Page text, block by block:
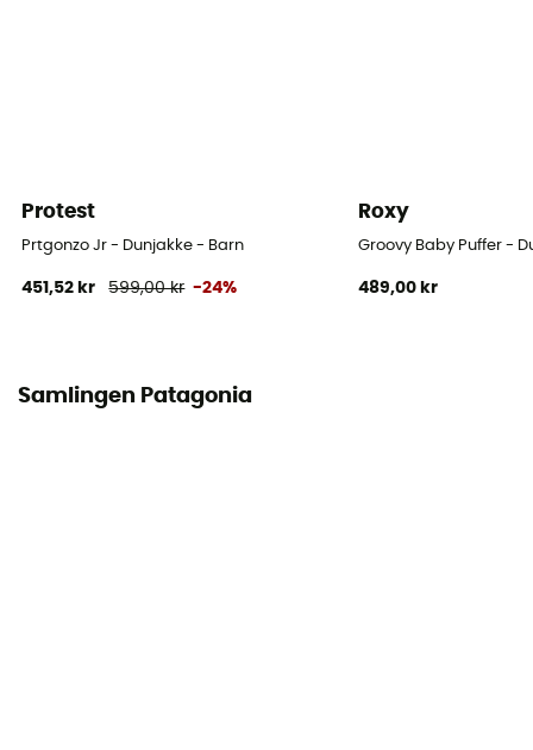
Duvet
Protest
Prtgonzo Jr - Dunjakke - Barn
451,52 kr 599,00 kr -24%
Roxy
Groovy Baby Puffer -
489,00 kr
Samlingen Patagonia